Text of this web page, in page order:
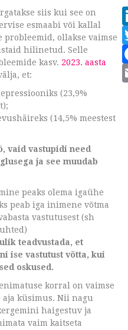
siis kui see on
esmaabi või kallal
probleemid, ollakse vaimse
hilinetud. Selle
kasv. 2023. aasta
et:
(23,9%
(14,5% meestest
vaid vastupidi need
ja see muudab
peaks olema igaühe
peab iga inimene võtma
vastutusest (sh
teadvustada, et
ise vastutust võtta, kui
oskused.
korral on vaimse
küsimus. Nii nagu
haigestuv ja
vaim kaitseta